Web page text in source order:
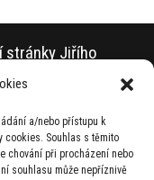
a/nebo přístupu k
cookies. Souhlas s těmito
chování při procházení nebo
souhlasu může nepříznivě
stránky Jiřího
.